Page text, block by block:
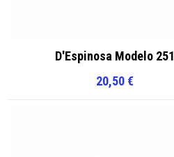
D'Espinosa Modelo 251
20,50€